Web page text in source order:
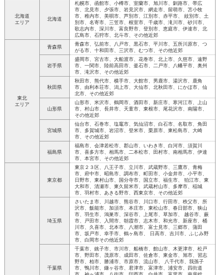
北海道
エリア
北海道
札幌市、函館市、小樽市、室蘭市、旭川市、釧路市、帯広
市、北見市、夕張市、岩見沢市、網走市、留萌市、苫小牧
市、稚内市、美唄市、芦別市、江別市、赤平市、 紋別市、土
別市、名寄市、三笠市、根室市、千歳市、滝川市、砂川市、
歌志内市、深川市、富良野市、登別市、恵庭市、伊達市、北
広島市、石狩市、北斗市、その他近郊
東北
エリア
青森県
青森市、弘前市、八戸市、黒石市、平川市、五所川原市、つ
がる市、十和田市、三沢市、むつ市、その他近郊
岩手県
盛岡市、宮古市、大船渡市、花巻市、北上市、久慈市、遠野
市、一関市、陸前高田市、釜石市、二戸市、八幡平市、奥州
市、滝沢市、その他近郊
秋田県
秋田市、熊代市、横手市、大館市、男鹿市、湯沢市、鹿角
市、由利本荘市、潟上市、大仙市、北秋田市、にかほ市、仙
北市、その他近郊
山形県
山形市、米沢市、鶴岡市、酒田市、新庄市、寒河江市、上山
市、村山市、長井市、天童市、東根市、尾花沢市、南陽市、
その他近郊
宮城県
仙台市、石巻市、塩竈市、気仙沼市、白石市、名取市、角田
市、多賀城市、岩沼市、登米市、栗原市、東松島市、大崎
市、その他近郊
福島県
福島市、会津若松市、郡山市、いわき市、白河市、須賀川
市、喜多方市、相馬市、二本松市、田村市、南相馬市、伊達
市、本宮市、その他近郊
東京都
東京２３区、八王子市、立川市、武蔵野市、三鷹市、青梅
市、府中市、昭島市、調布市、町田市、小金井市、小平市、
日野市、東村山市、国分寺市、国立市、福生市、 狛江市、東
大和市、清瀬市、東久留米市、武蔵村山市、多摩市、稲城
市、羽村市、あきる野市、西東京市、その他近郊
埼玉県
さいたま市、川越市、熊谷市、川口市、行田市、秩父市、所
沢市、飯能市、加須市、本庄市、東松山市、春日部市、狭山
市、羽生市、鴻巣市、深谷市、上尾市、草加市、 越谷市、蕨
市、戸田市、入間市、朝霞市、志木市、和光市、新座市、桶
川市、久喜市、北本市、八潮市、富士見市、三郷市、蒲田
市、坂戸市、幸手市、鶴ヶ島市、 日高市、吉川市、ふじみ野
市、白岡市その他近郊
千葉県
千葉市、銚子市、市川市、船橋市、館山市、木更津市、松戸
市、野田市、茂原市、成田市、佐倉市、東金市、旭市、習志
野市、柏市、勝浦市、市原市、流山市、 八千代市、我孫子
市、鴨川市、鎌ヶ谷市、君津市、富津市、浦安市、四街道